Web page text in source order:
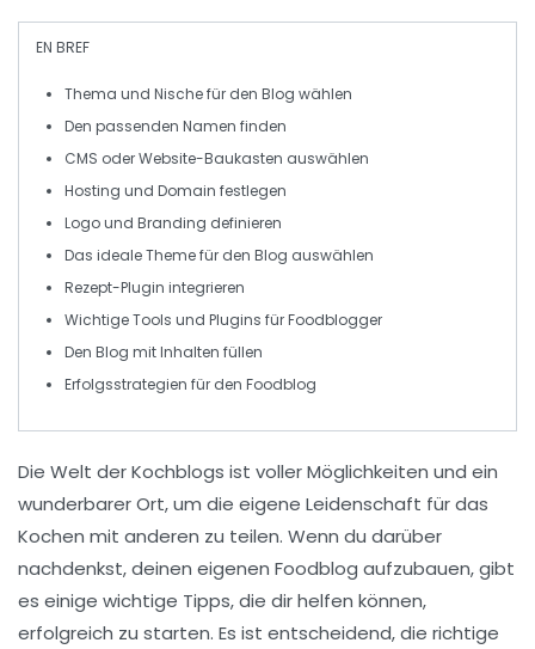
EN BREF
Thema und Nische für den Blog wählen
Den passenden Namen finden
CMS oderWebsite-Baukasten auswählen
Hosting und Domain festlegen
Logound Branding definieren
Das idealeThemefür den Blog auswählen
Rezept-Plugin integrieren
WichtigeTools und Plugins für Foodblogger
Den Blog mitInhalten füllen
Erfolgsstrategien für den Foodblog
Die Welt derKochblogs ist voller Möglichkeiten und ein
wunderbarer Ort, um die eigene Leidenschaft für das
Kochen mit anderen zu teilen. Wenn du darüber
nachdenkst, deinen eigenen Foodblog aufzubauen, gibt
es einige wichtige Tipps, die dir helfen können,
erfolgreich zu starten. Es ist entscheidend, die richtige